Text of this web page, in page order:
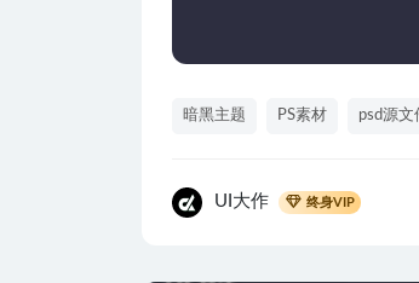
暗黑主题 PS素材 psd源文
UI大作 终身VIP